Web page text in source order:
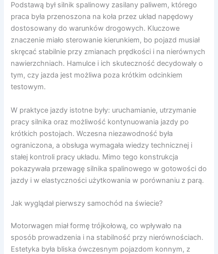
Podstawą był silnik spalinowy zasilany paliwem, którego
praca była przenoszona na koła przez układ napędowy
dostosowany do warunków drogowych. Kluczowe
znaczenie miało sterowanie kierunkiem, bo pojazd musiał
skręcać stabilnie przy zmianach prędkości i na nierównych
nawierzchniach. Hamulce i ich skuteczność decydowały o
tym, czy jazda jest możliwa poza krótkim odcinkiem
testowym.
W praktyce jazdy istotne były: uruchamianie, utrzymanie
pracy silnika oraz możliwość kontynuowania jazdy po
krótkich postojach. Wczesna niezawodność była
ograniczona, a obsługa wymagała wiedzy technicznej i
stałej kontroli pracy układu. Mimo tego konstrukcja
pokazywała przewagę silnika spalinowego w gotowości do
jazdy i w elastyczności użytkowania w porównaniu z parą.
Jak wyglądał pierwszy samochód na świecie?
Motorwagen miał formę trójkołową, co wpływało na
sposób prowadzenia i na stabilność przy nierównościach.
Estetyka była bliska ówczesnym pojazdom konnym, z